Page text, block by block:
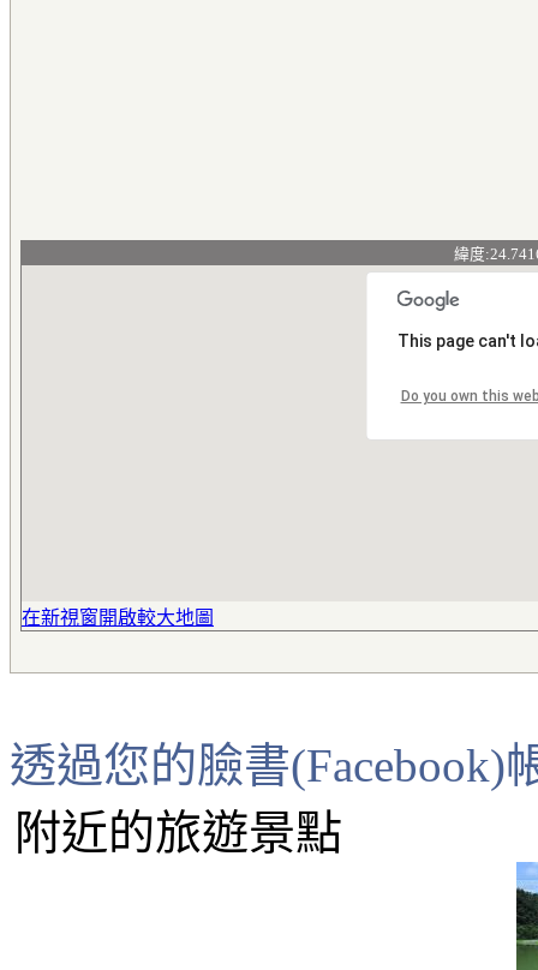
緯度
This page can't
Do you own this
在新視窗開啟較大地圖
透過您的臉書
附近的旅遊景點